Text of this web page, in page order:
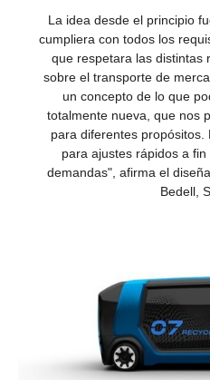
La idea desde el principio
cumpliera con todos los
que respetara las distintas
sobre el transporte de
un concepto de lo que
totalmente nueva, que nos
para diferentes
para ajustes rápidos a
demandas", afirma el
Bedell,